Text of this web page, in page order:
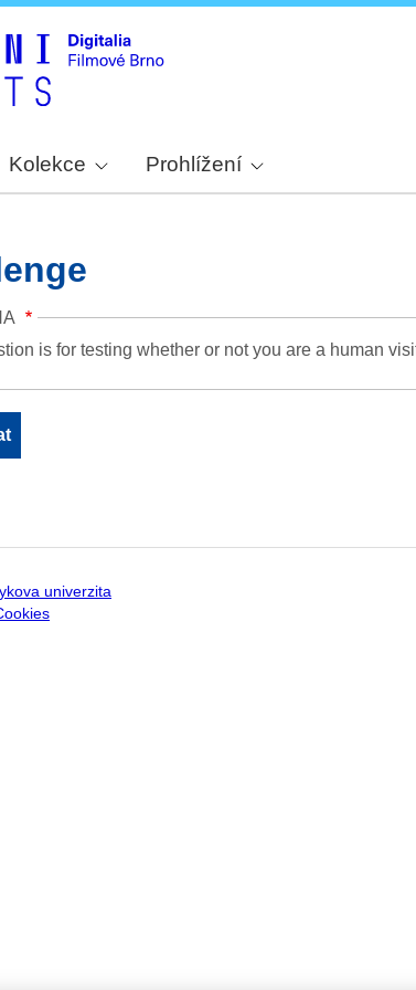
Kolekce Prohlížení
is for testing whether or not you are a human
univerzita